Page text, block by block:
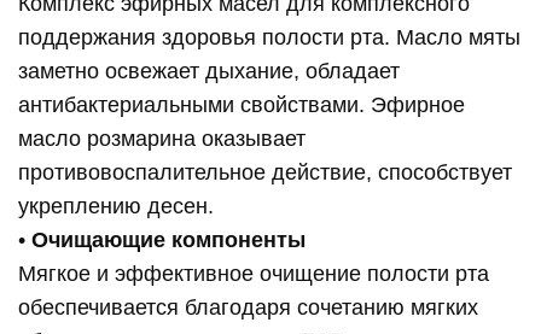
поддержания здоровья полости рта. Масло мяты
заметно освежает дыхание, обладает
антибактериальными свойствами. Эфирное
масло розмарина оказывает
противовоспалительное действие, способствует
укреплению десен.
•Очищающие компоненты
Мягкое и эффективное очищение полости рта
обеспечивается благодаря сочетанию мягких